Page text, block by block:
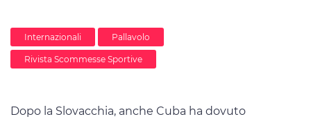
Internazionali Pallavolo
Rivista Scommesse Sportive
Dopo la Slovacchia, anche Cuba ha dovuto